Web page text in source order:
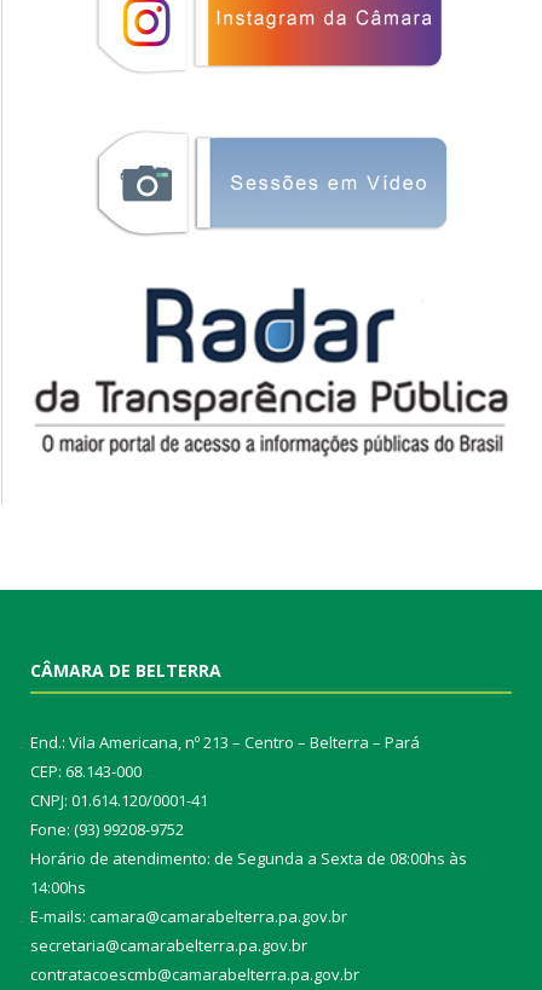
CÂMARA DE BELTERRA
End.: Vila Americana, nº 213 – Centro – Belterra – Pará
CEP: 68.143-000
CNPJ: 01.614.120/0001-41
Fone: (93) 99208-9752
Horário de atendimento: de Segunda a Sexta de 08:00hs às
14:00hs
E-mails: camara@camarabelterra.pa.gov.br
secretaria@camarabelterra.pa.gov.br
contratacoescmb@camarabelterra.pa.gov.br